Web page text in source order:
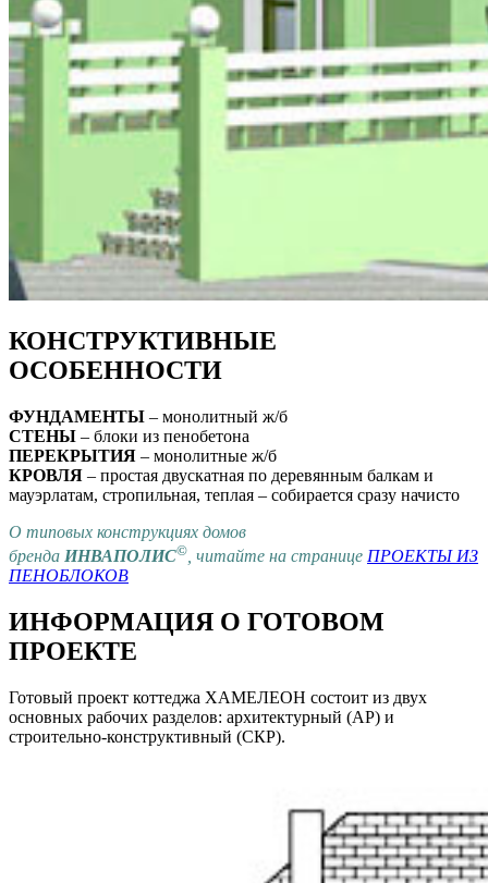
КОНСТРУКТИВНЫЕ
ОСОБЕННОСТИ
ФУНДАМЕНТЫ – монолитный ж/б
СТЕНЫ – блоки из пенобетона
ПЕРЕКРЫТИЯ – монолитные ж/б
КРОВЛЯ – простая двускатная по деревянным балкам и
мауэрлатам, стропильная, теплая – собирается сразу начисто
О типовых конструкциях домов
бренда ИНВАПОЛИС© , читайте на странице ПРОЕКТЫ ИЗ
ПЕНОБЛОКОВ
ИНФОРМАЦИЯ О ГОТОВОМ
ПРОЕКТЕ
Готовый проект коттеджа ХАМЕЛЕОН состоит из двух
основных рабочих разделов: архитектурный (АР) и
строительно-конструктивный (СКР).